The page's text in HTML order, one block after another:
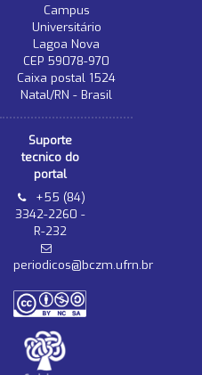
Campus
Universitário
Lagoa Nova
CEP 59078-970
Caixa postal 1524
Natal/RN - Brasil
Suporte
tecnico do
portal
+55 (84)
3342-2260 -
R-232
periodicos@bczm.ufrn.br